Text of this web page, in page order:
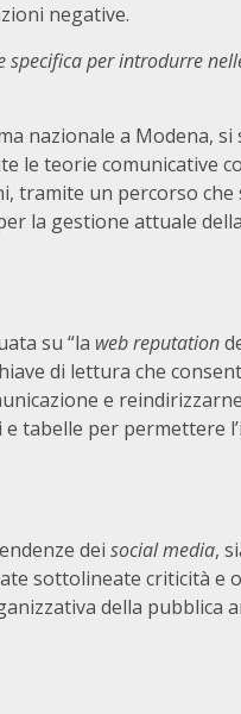
negative.
specifica per introdurre
nazionale a Modena,
le teorie comunicative
tramite un percorso
la gestione attuale
su “la web reputation
di lettura che
e
tabelle per permettere
dei social media,
sottolineate criticità e
della pubblica